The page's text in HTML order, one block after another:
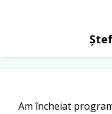
Am încheiat